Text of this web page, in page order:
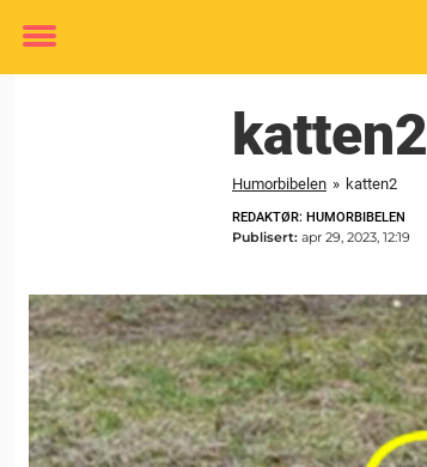
Toggle
katten2
Humorbibelen » katten2
REDAKTØR: HUMORBIBELEN
Publisert: apr 29, 2023, 12:19